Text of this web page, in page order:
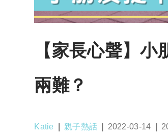
【家長心聲】
兩難？
Post
Katie
Post
親子熱話
Post
2022-03-14